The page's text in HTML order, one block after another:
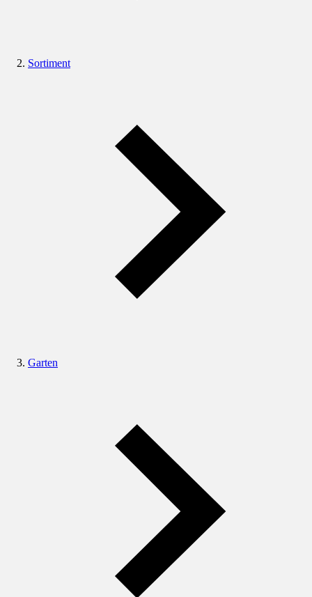
Sortiment
Garten